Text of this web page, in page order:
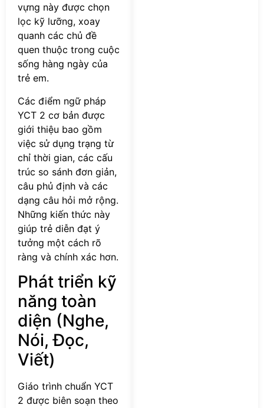
vựng này được chọn
lọc kỹ lưỡng, xoay
quanh các chủ đề
quen thuộc trong cuộc
sống hàng ngày của
trẻ em.
Các điểm ngữ pháp
YCT 2 cơ bản được
giới thiệu bao gồm
việc sử dụng trạng từ
chỉ thời gian, các cấu
trúc so sánh đơn giản,
câu phủ định và các
dạng câu hỏi mở rộng.
Những kiến thức này
giúp trẻ diễn đạt ý
tưởng một cách rõ
ràng và chính xác hơn.
Phát triển kỹ
năng toàn
diện (Nghe,
Nói, Đọc,
Viết)
Giáo trình chuẩn YCT
2 được biên soạn theo